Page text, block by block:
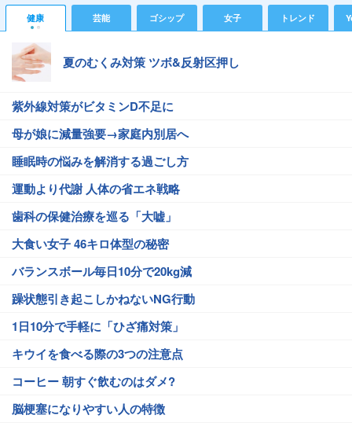
健康 芸能 ゴシップ 女子 トレンド
夏のむくみ対策 ツボ&反射区押し
紫外線対策がビタミンD不足に
母が娘に減量強要→家庭内別居へ
睡眠時の悩みを解消する過ごし方
運動より代謝 人体の省エネ戦略
歯科の保健治療を巡る「大嘘」
大食い女子 46キロ体型の秘密
バランスボール毎日10分で20kg減
躁状態引き起こしかねないNG行動
1日10分で手軽に「ひざ痛対策」
キウイを食べる際の3つの注意点
コーヒー 朝すぐ飲むのはダメ?
脳梗塞になりやすい人の特徴